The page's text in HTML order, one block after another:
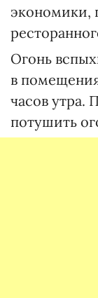
экономики,
Огонь
в
часов утра.
потушить